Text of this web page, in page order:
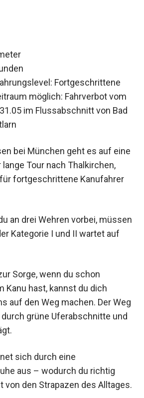
Fortgeschrittene
möglich: Fahrverbot vom
im Flussabschnitt von Bad
bei München geht es auf eine
Tour nach Thalkirchen,
fortgeschrittene Kanufahrer
an drei Wehren vorbei, müssen
Kategorie I und II wartet auf
Sorge, wenn du schon
Kanu hast, kannst du dich
auf den Weg machen. Der Weg
grüne Uferabschnitte und
sich durch eine
aus – wodurch du richtig
von den Strapazen des Alltages.